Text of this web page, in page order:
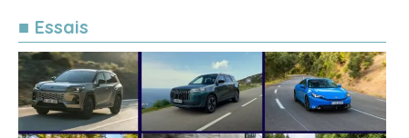
■ Essais